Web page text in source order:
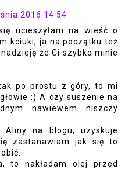
2016 14:54
ucieszyłam na wieść o
kciuki, ja na początku też
że Ci szybko minie
po prostu z góry, to mi
:) A czy suszenie na
nawiewem niszczy
Aliny na blogu, uzyskuje
zastanawiam jak się to
to nakładam olej przed